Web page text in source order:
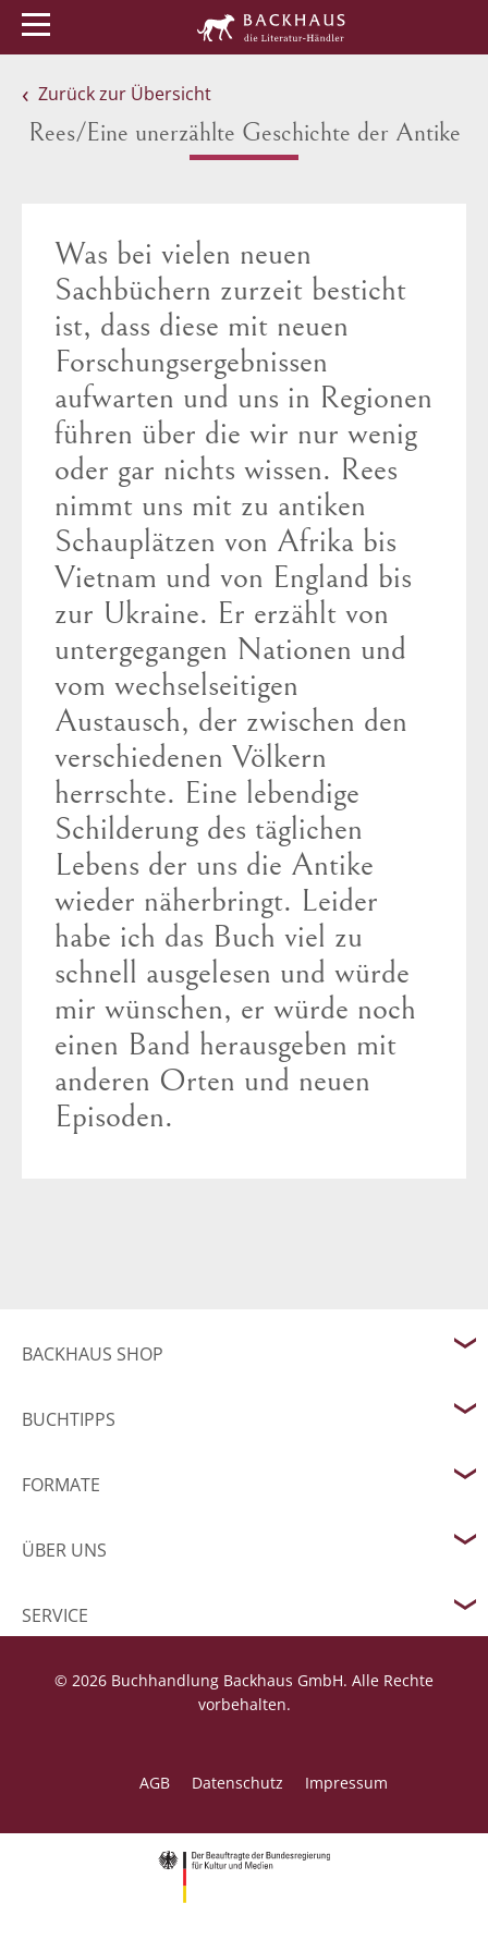
Zurück zur Übersicht
Rees/Eine unerzählte Geschichte der Antike
Was bei vielen neuen
Sachbüchern zurzeit besticht
ist, dass diese mit neuen
Forschungsergebnissen
aufwarten und uns in Regionen
führen über die wir nur wenig
oder gar nichts wissen. Rees
nimmt uns mit zu antiken
Schauplätzen von Afrika bis
Vietnam und von England bis
zur Ukraine. Er erzählt von
untergegangen Nationen und
vom wechselseitigen
Austausch, der zwischen den
verschiedenen Völkern
herrschte. Eine lebendige
Schilderung des täglichen
Lebens der uns die Antike
wieder näherbringt. Leider
habe ich das Buch viel zu
schnell ausgelesen und würde
mir wünschen, er würde noch
einen Band herausgeben mit
anderen Orten und neuen
Episoden.
BACKHAUS SHOP
BUCHTIPPS
FORMATE
ÜBER UNS
SERVICE
© 2026 Buchhandlung Backhaus GmbH. Alle Rechte
vorbehalten.
AGB Datenschutz Impressum